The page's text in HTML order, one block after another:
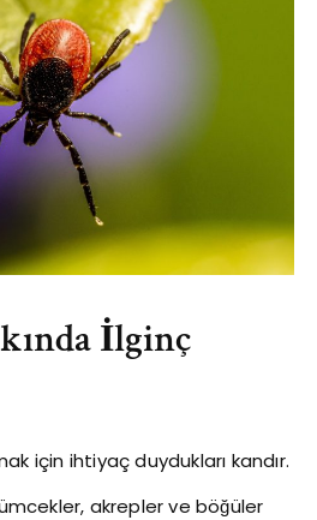
İlginç
için ihtiyaç duydukları kandır.
akrepler ve böğüler